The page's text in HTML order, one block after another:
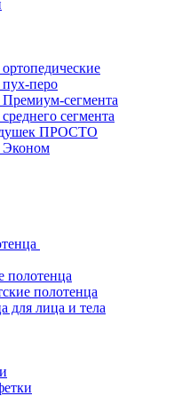
перо
сегмента
сегмента
ПРОСТО
полотенца
полотенца
для лица и тела